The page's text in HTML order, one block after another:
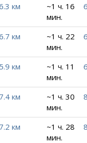
км
~1 ч. 16
мин.
км
~1 ч. 22
мин.
5.9 км
~1 ч. 11
мин.
7.4 км
~1 ч. 30
мин.
7.2 км
~1 ч. 28
мин.